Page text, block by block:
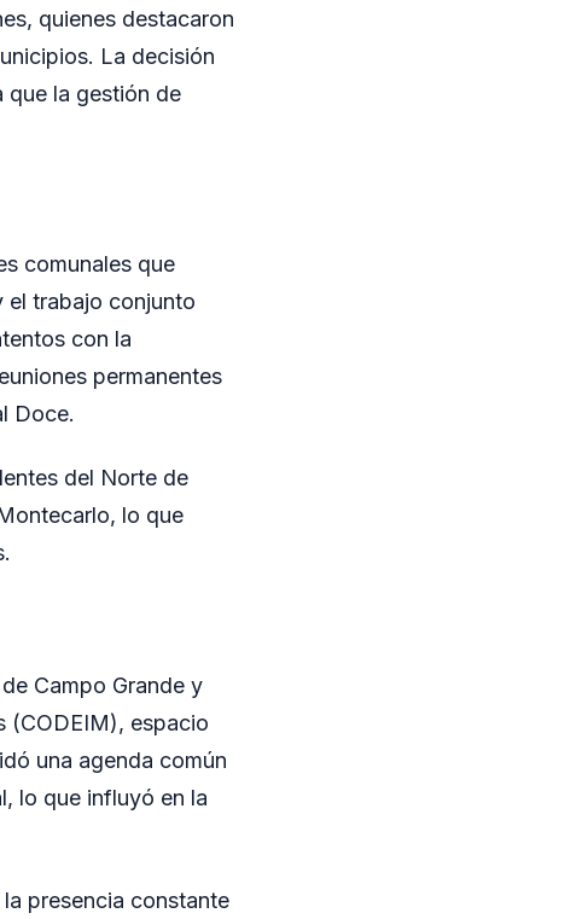
quienes destacaron
La decisión
que la gestión de
comunales que
el trabajo conjunto
con la
permanentes
Doce.
del Norte de
lo que
Campo Grande y
(CODEIM), espacio
una agenda común
lo que influyó en la
presencia constante